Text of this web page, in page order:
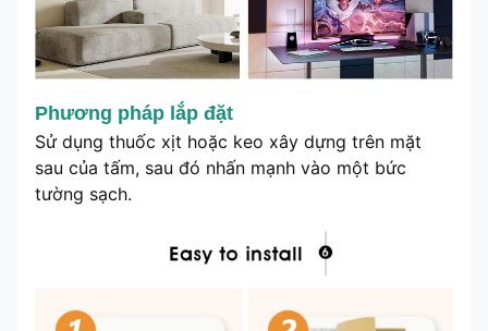
Phương pháp lắp đặt
Sử dụng thuốc xịt hoặc keo xây dựng trên mặt
sau của tấm, sau đó nhấn mạnh vào một bức
tường sạch.